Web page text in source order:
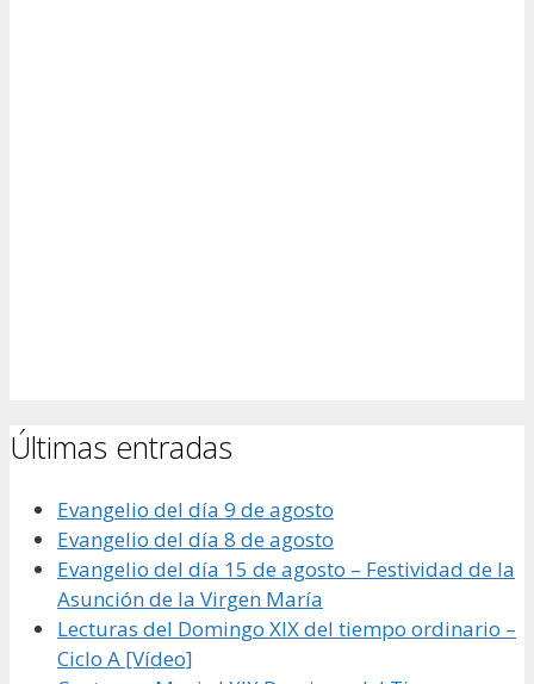
Últimas entradas
Evangelio del día 9 de agosto
Evangelio del día 8 de agosto
Evangelio del día 15 de agosto – Festividad de la
Asunción de la Virgen María
Lecturas del Domingo XIX del tiempo ordinario –
Ciclo A [Vídeo]